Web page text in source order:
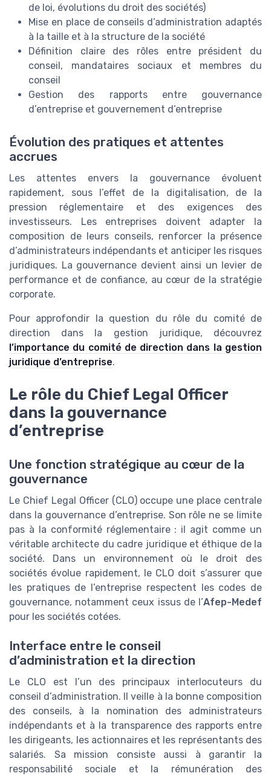
de loi, évolutions du droit des sociétés)
Mise en place de conseils d’administration adaptés
à la taille et à la structure de la société
Définition claire des rôles entre président du
conseil, mandataires sociaux et membres du
conseil
Gestion des rapports entre gouvernance
d’entreprise et gouvernement d’entreprise
Évolution des pratiques et attentes
accrues
Les attentes envers la gouvernance évoluent
rapidement, sous l’effet de la digitalisation, de la
pression réglementaire et des exigences des
investisseurs. Les entreprises doivent adapter la
composition de leurs conseils, renforcer la présence
d’administrateurs indépendants et anticiper les risques
juridiques. La gouvernance devient ainsi un levier de
performance et de confiance, au cœur de la stratégie
corporate.
Pour approfondir la question du rôle du comité de
direction dans la gestion juridique, découvrez
l’importance du comité de direction dans la gestion
juridique d’entreprise.
Le rôle du Chief Legal Officer
dans la gouvernance
d’entreprise
Une fonction stratégique au cœur de la
gouvernance
Le Chief Legal Officer (CLO) occupe une place centrale
dans la gouvernance d’entreprise. Son rôle ne se limite
pas à la conformité réglementaire : il agit comme un
véritable architecte du cadre juridique et éthique de la
société. Dans un environnement où le droit des
sociétés évolue rapidement, le CLO doit s’assurer que
les pratiques de l’entreprise respectent les codes de
gouvernance, notamment ceux issus de l’Afep-Medef
pour les sociétés cotées.
Interface entre le conseil
d’administration et la direction
Le CLO est l’un des principaux interlocuteurs du
conseil d’administration. Il veille à la bonne composition
des conseils, à la nomination des administrateurs
indépendants et à la transparence des rapports entre
les dirigeants, les actionnaires et les représentants des
salariés. Sa mission consiste aussi à garantir la
responsabilité sociale et la rémunération des